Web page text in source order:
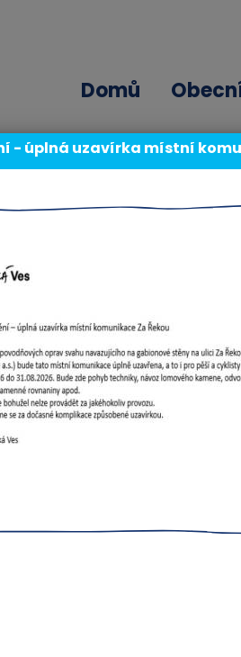
Domů
zpravodaj Zpravodaj 1998
Ke
Dokument
3-
Dokument
Dokument
- úplná uzavírka místní